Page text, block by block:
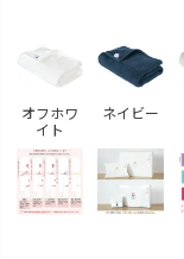
オフホワ
イト
ネイビー